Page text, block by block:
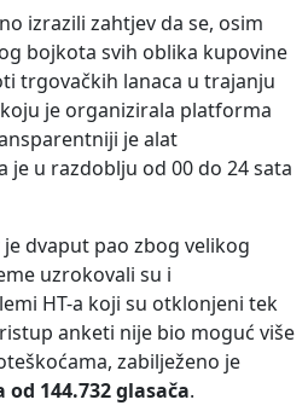
izrazili zahtjev da se, osim
bojkota svih oblika kupovine
trgovačkih lanaca u trajanju
je organizirala platforma
je alat
je u razdoblju od 00 do 24 sata
dvaput pao zbog velikog
uzrokovali su i
HT-a koji su otklonjeni tek
anketi nije bio moguć više
zabilježeno je
od 144.732 glasača.